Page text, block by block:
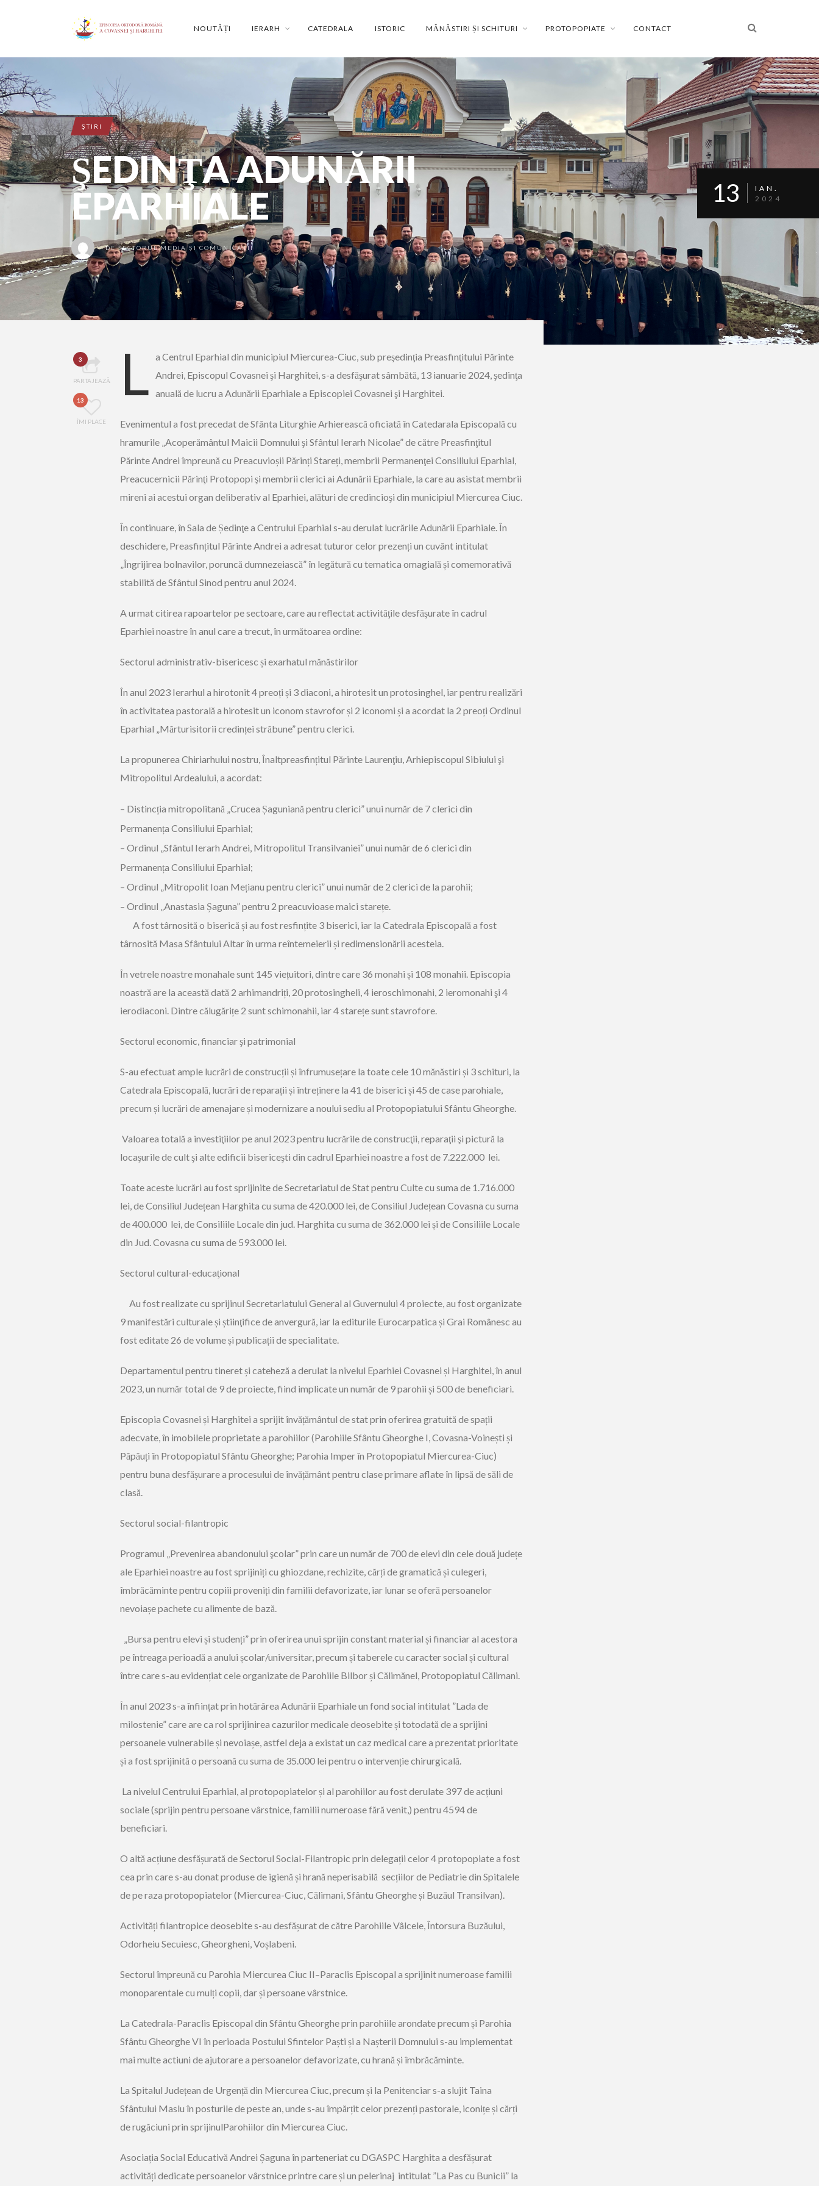
NOUTĂȚI IERARH CATEDRALA ISTORIC MĂNĂSTIRI ȘI SCHITURI PROTOPOPIATE CONTACT
ŞTIRI
ŞEDINŢA ADUNĂRII
EPARHIALE
DESECTORUL MEDIA ȘI COMUNICAȚII
13
IAN.
2024
3
PARTAJEAZĂ
13
ÎMI PLACE
L a Centrul Eparhial din municipiul Miercurea-Ciuc, sub preşedinţia Preasfinţitului Părinte
Andrei Episcopul Covasnei şi Harghitei, s-a desfăşurat sâmbătă, 1 3 ianuarie 2024 şedinţa
anuală de lucru a Adunării Eparhiale a Episcopiei Covasnei şi Harghitei
Evenimentul a fost precedat de Sfânta Liturghie Arhierească oficiată în Catedarala Episcopală cu
hramurile Acoperământul Maicii Domnului şi Sfântul Ierarh Nicolae”de către Preasfinţitul
Părinte Andrei împreună cu Preacuvioșii Părinți Stareți, membrii Permanenţei Consiliului Eparhial,
Preacucernicii Părinţi Protopopi şi membrii clerici ai Adunării Eparhiale, la care au asistat membrii
mireni ai acestui organ deliberativ al Eparhiei, alături de credincioşi din municipiul Miercurea Ciuc
În continuare, în Sala de Ședinţea Centrului Eparhial s-au derulat lucrările Adunării Eparhiale. În
deschidere, Preasfințitul Părinte Andrei a adresat tuturor celor prezenți un cuvânt intitulat
„Îngrijirea bolnavilor, poruncă dumnezeiască”în legătură cu tematica omagială și comemorativă
stabilită de Sfântul Sinod pentru anul 2024
A urmatcitirea rapoartelorpe sectoare care au reflectat activităţiledesfăşurate în cadrul
Eparhiei noastre în anul care a trecut , în următoarea ordine:
Sectorul administrativ-bisericesc și exarhatul mănăstirilor
În anul 2023 Ierarhul a hirotonit4preoți și 3 diaconi, a hirotesit un protosinghel iar pentru realizări
în activitatea pastorală a hirotesitun iconom stavrofor și 2 iconomi și a acordat la 2 preoți Ordinul
Eparhial „Mărturisitorii credinței străbune”pentru clerici
La propunerea Chiriarhului nostru, Înaltpreasfințitul Părinte Laurenţiu, Arhiepiscopul Sibiului şi
Mitropolitul Ardealului, a acordat:
– Distincția mitropolitană „Crucea Șaguniană pentru clerici”unui număr de 7 clerici din
Permanența Consiliului Eparhial;
– Ordinul „Sfântul Ierarh Andrei, Mitropolitul Transilvaniei” unui număr de 6 clerici din
Permanența Consiliului Eparhial;
– Ordinul „Mitropolit Ioan Mețianu pentru clerici” unui număr de 2 clerici de la parohii;
– Ordinul „Anastasia Șaguna” pentru 2 preacuvioase maici starețe.
A fost târnosită o biserică și au fost resfințite 3 biserici , iar la Catedrala Episcopală a fost
târnosită Masa Sfântului Altar în urma reîntemeierii și redimensionării acesteia.
În vetrele noastre monahale sunt 145 viețuitori, dintre care 36 monahi și 108 monahii. Episcopia
noastră are la această dată 2 arhimandriți, 20 protosingheli, 4 ieroschimonahi, 2 ieromonahi şi 4
ierodiaconi. Dintre călugărițe 2 sunt schimonahii, iar4 starețe sunt stavrofore.
Sectorul economic, financiar şi patrimonial
S-au efectuatample lucrări de construcții și înfrumusețare la toate cele 10 mănăstiri și 3 schituri, la
Catedrala Episcopală, lucrări de reparații și întreținere la 41 de biserici și 45 de case parohiale
precum și lucrări de amenajare și modernizare a noului sediu al Protopopiatului Sfântu Gheorghe.
Valoarea totală a investiţiilor pe anul 2023 pentru lucrările de construcţii, reparaţii şi pictură la
locaşurile de cult şi alte edificii bisericeşti din cadrul Eparhiei noastre a fost de 7.222.000 lei.
Toate aceste lucrări au fost sprijinite de Secretariatul de Stat pentru Culte cu suma de 1.716.000
lei, de Consiliul Județean Harghita cu suma de 420.000 lei, de Consiliul Județean Covasna cu suma
de 400.000 lei, de Consiliile Locale din jud. Harghita cu suma de 362.000 lei și de Consiliile Locale
din Jud. Covasna cu suma de 593.000 lei.
Sectorul cultural-educaţional
Au fost realizate cu sprijinul Secretariatului General al Guvernului 4 proiecte au fost organizate
9 manifestări culturale și știinţificede anvergură, iar la editurile Eurocarpatica și Grai Românesc au
fost editate 26 de volume și publicații de specialitate
Departamentul pentru tineret și cateheză a derulat la nivelul Eparhiei Covasnei și Harghitei, în anul
2023, un număr total de 9 de proiecte, fiind implicate un număr de 9 parohii și 500 de beneficiari.
Episcopia Covasnei și Harghitei a sprijit învățământul de statprin oferirea gratuită de spații
adecvate , în imobilele proprietate a parohiilor (Parohiile Sfântu Gheorghe I, Covasna-Voinești și
Păpăuți în Protopopiatul Sfântu Gheorghe; Parohia Imper în Protopopiatul Miercurea-Ciuc)
pentru buna desfășurare a procesului de învățământ pentru claseprimare aflate în lipsă de săli de
clasă.
Sectorul social-filantropic
Programul „ Prevenirea abandonului şcolar”prin care un număr de 700 de elevi din cele două județe
ale Eparhiei noastre au fost sprijiniți cu ghiozdane, rechizite, cărți de gramatică și culegeri,
îmbrăcăminte pentru copiii proveniți din familii defavorizate, iar lunar se oferă persoanelor
nevoiașe pachete cu alimente de bază
Bursa pentru elevi și studenți” prin oferirea unui sprijin constant material și financiar al acestora
pe întreaga perioadă a anului școlar/universitar, precum și taberele cu caracter social și cultural
între care s-au evidențiat cele organizate de Parohiile Bilbor și Călimănel, Protopopiatul Călimani.
În anul 2023 s-a înființat prin hotărârea Adunării Eparhiale un fond social intitulat ”Lada de
milostenie” care are ca rol sprijinirea cazurilor medicale deosebite și totodată de a sprijini
persoanele vulnerabile și nevoiașe, astfel deja a existat un caz medical care a prezentat prioritate
și a fost sprijinită o persoană cu suma de 35.000 lei pentru o intervenție chirurgicală.
La nivelul Centrului Eparhial, al protopopiatelor și al parohiilor au fost derulate 397 de acțiuni
sociale (sprijin pentru persoane vârstnice, familii numeroase fără venit,) pentru 4594 de
beneficiari.
O altă acțiune desfășurată de Sectorul Social-Filantropic prin delegații celor4 protopopiate a fost
cea prin care s-au donat produse de igienă și hrană neperisabilă secțiilor de Pediatrie din Spitalele
de pe raza protopopiatelor (Miercurea-Ciuc, Călimani, Sfântu Gheorghe și Buzăul Transilvan).
Activități filantropice deosebite s-au desfășurat de către Parohiile Vâlcele, Întorsura Buzăului,
Odorheiu Secuiesc, Gheorgheni, Voșlabeni.
Sectorul împreună cu Parohia Miercurea Ciuc II–Paraclis Episcopal a sprijinit numeroase familii
monoparentale cu mulți copii , dar și persoane vârstnice.
La Catedrala-Paraclis Episcopal din Sfântu Gheorghe prin parohiile arondate precum și Parohia
Sfântu GheorgheVI în perioada Postului Sfintelor Paști și a Nașterii Domnului s-au implementat
mai multe actiuni de ajutorare a persoanelor defavorizate, cu hrană și îmbrăcăminte.
La Spitalul Județean de Urgență din Miercurea Ciuc, precum și la Penitenciar s-a slujit Taina
Sfântului Maslu în posturile de peste an, unde s-au împărțit celor prezenți pastorale, iconițe și cărți
de rugăciuni prin sprijinulParohiilor din Miercurea Ciuc.
Asociația Social Educativă Andrei Șaguna în parteneriat cu DGASPC Harghita a desfășurat
activități dedicate persoanelor vârstnice printre care și un pelerinaj intitulat ”La Pas cu Bunicii” la